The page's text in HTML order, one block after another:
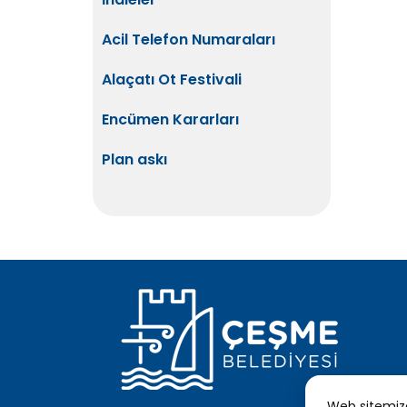
Acil Telefon Numaraları
Alaçatı Ot Festivali
Encümen Kararları
Plan askı